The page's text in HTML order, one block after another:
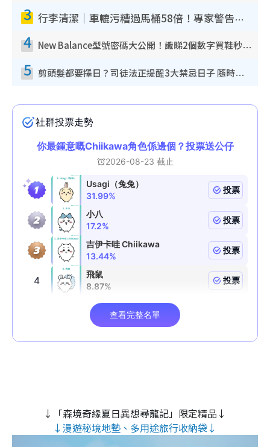
3 行李清潔｜車轆污糟過馬桶58倍！專家警告忌用酒精抹 教1招免污手除菌
4 New Balance型號密碼大公開！識睇2個數字買鞋秒知功能免中伏 附5大熱門鞋款
5 剪頭髮都要擇日？司徒法正提醒3大禁忌日子 隨時剪走財運！呢日剪髮恐「剪壽命」？
↓「森境奇緣夏日異想尋龍記」限定精品↓
↓漫遊秘境地墊、多用途旅行收納袋↓